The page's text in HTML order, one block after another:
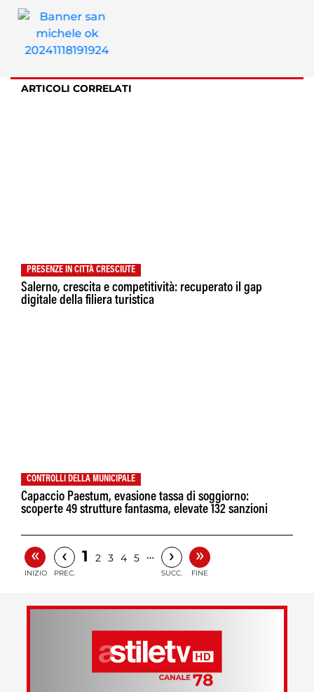
ARTICOLI CORRELATI
PRESENZE IN CITTÀ CRESCIUTE
Salerno, crescita e competitività: recuperato il gap
digitale della filiera turistica
CONTROLLI DELLA MUNICIPALE
Capaccio Paestum, evasione tassa di soggiorno:
scoperte 49 strutture fantasma, elevate 132 sanzioni
«
INIZIO
‹
PREC.
1 2 3 4 5 … ›
SUCC.
»
FINE